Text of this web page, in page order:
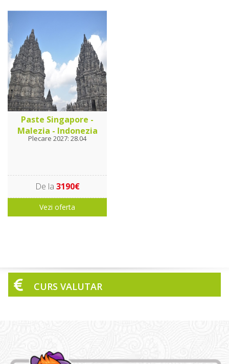
Paste Singapore -
Malezia - Indonezia
Plecare 2027: 28.04
De la 3190€
Vezi oferta
CURS VALUTAR